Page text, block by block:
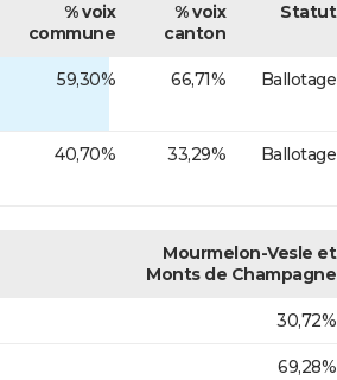
% voix
commune
% voix
canton
Statut
59,30% 66,71% Ballotage
40,70% 33,29% Ballotage
Mourmelon-Vesle et
Monts de Champagne
30,72%
69,28%